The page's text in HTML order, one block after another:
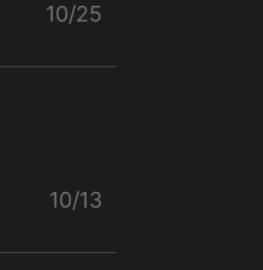
10/25
10/13